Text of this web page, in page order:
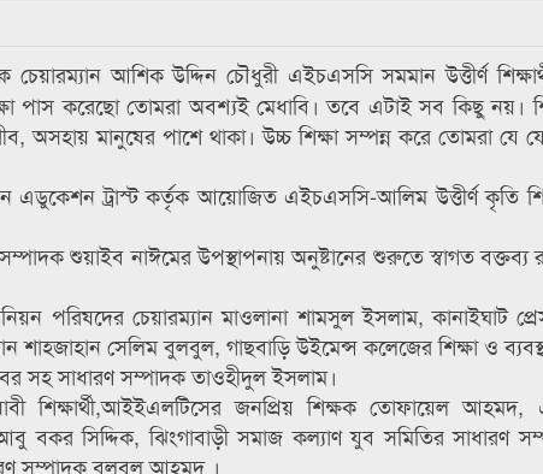
আশিক উদ্দিন চৌধুরী এইচএসসি সমমান উত্তীর্ণ
পাস করেছো তোমরা অবশ্যই মেধাবি। তবে এটাই সব কিছু নয়।
অসহায় মানুষের পাশে থাকা। উচ্চ শিক্ষা সম্পন্ন করে তোমরা যে
ট্রাস্ট কর্তৃক আয়োজিত এইচএসসি-আলিম উত্তীর্ণ কৃতি
শুয়াইব নাঈমের উপস্থাপনায় অনুষ্টানের শুরুতে স্বাগত বক্তব্য
পরিষদের চেয়ারম্যান মাওলানা শামসুল ইসলাম, কানাইঘাট
শাহজাহান সেলিম বুলবুল, গাছবাড়ি উইমেন্স কলেজের শিক্ষা ও
সহ সাধারণ সম্পাদক তাওহীদুল ইসলাম।
শিক্ষার্থী,আইইএলটিসের জনপ্রিয় শিক্ষক তোফায়েল আহমদ,
বকর সিদ্দিক, ঝিংগাবাড়ী সমাজ কল্যাণ যুব সমিতির সাধারণ
সম্পাদক বুলবুল আহমদ ।